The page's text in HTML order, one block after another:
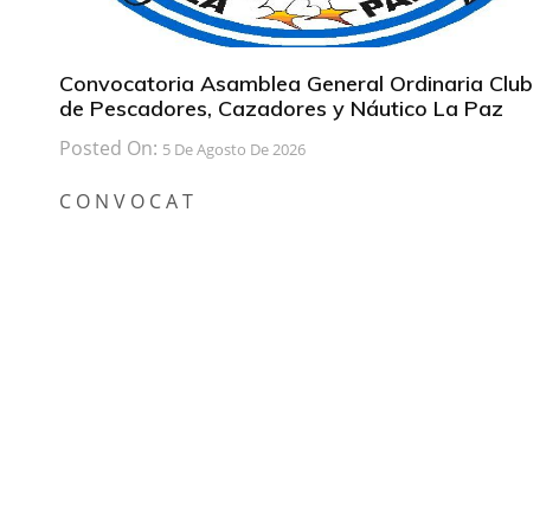
Convocatoria Asamblea General Ordinaria Club
de Pescadores, Cazadores y Náutico La Paz
Posted On: 5 De Agosto De 2026
C O N V O C A T